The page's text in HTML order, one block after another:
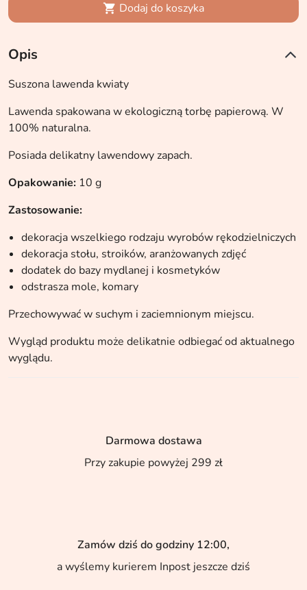
 Dodaj do koszyka
Opis
Suszona lawenda kwiaty
Lawenda spakowana w ekologiczną torbę papierową. W
100% naturalna.
Posiada delikatny lawendowy zapach.
Opakowanie: 10 g
Zastosowanie:
dekoracja wszelkiego rodzaju wyrobów rękodzielniczych
dekoracja stołu, stroików, aranżowanych zdjęć
dodatek do bazy mydlanej i kosmetyków
odstrasza mole, komary
Przechowywać w suchym i zaciemnionym miejscu.
Wygląd produktu może delikatnie odbiegać od aktualnego
wyglądu.
Darmowa dostawa
Przy zakupie powyżej 299 zł
Zamów dziś do godziny 12:00,
a wyślemy kurierem Inpost jeszcze dziś